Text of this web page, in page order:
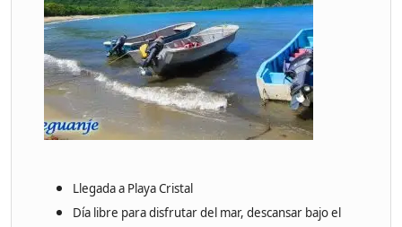
Llegada a Playa Cristal
Día libre para disfrutar del mar, descansar bajo el